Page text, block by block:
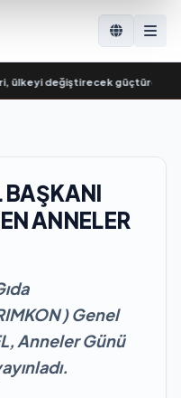
değiştirecek güçtür•
BAŞKANI
ANNELER
) Genel
Anneler Günü